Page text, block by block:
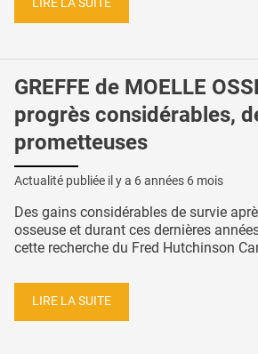
LIRE LA SUITE
GREFFE de MOELLE
progrès considérables,
prometteuses
Actualité publiée il y a 6 années 6 mois
Des gains considérables de survie
osseuse et durant ces dernières
cette recherche du Fred Hutchinson
LIRE LA SUITE